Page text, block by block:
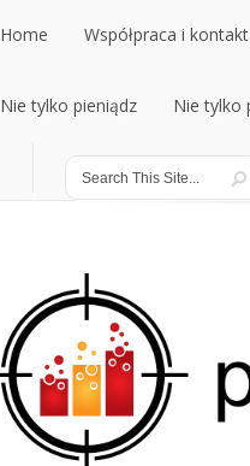
Home
Home
Współpraca i kontakt
Współpraca i kontakt
Nie tylko pieniądz
Nie tylko pieniądz
Nie tylko
Nie tylko